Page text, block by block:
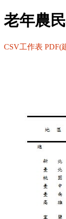
老年農
CSV工作表 PDF(